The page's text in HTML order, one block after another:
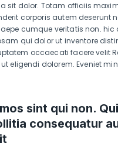
sit dolor. Totam officiis
corporis autem deserunt
cumque veritatis non. hic
qui dolor ut inventore
occaecati facere velit
eligendi dolorem. Eveniet
sint qui non.
consequatur